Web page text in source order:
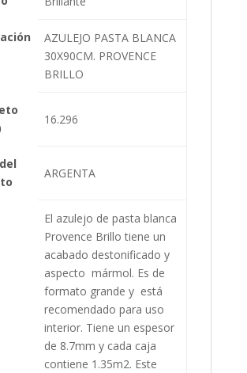
AZULEJO PASTA BLANCA
30X90CM. PROVENCE
BRILLO
16.296
ARGENTA
El azulejo de pasta blanca
Provence Brillo tiene un
acabado destonificado y
aspecto mármol. Es de
formato grande y está
recomendado para uso
interior. Tiene un espesor
de 8.7mm y cada caja
contiene 1.35m2. Este